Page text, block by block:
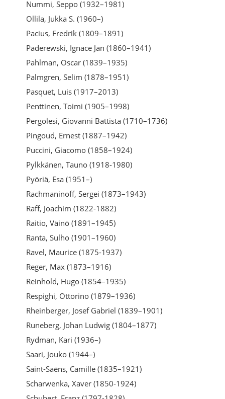
Nummi, Seppo (1932–1981)
Ollila, Jukka S. (1960–)
Pacius, Fredrik (1809–1891)
Paderewski, Ignace Jan (1860–1941)
Pahlman, Oscar (1839–1935)
Palmgren, Selim (1878–1951)
Pasquet, Luis (1917–2013)
Penttinen, Toimi (1905–1998)
Pergolesi, Giovanni Battista (1710–1736)
Pingoud, Ernest (1887–1942)
Puccini, Giacomo (1858–1924)
Pylkkänen, Tauno (1918-1980)
Pyöriä, Esa (1951–)
Rachmaninoff, Sergei (1873–1943)
Raff, Joachim (1822-1882)
Raitio, Väinö (1891–1945)
Ranta, Sulho (1901–1960)
Ravel, Maurice (1875-1937)
Reger, Max (1873–1916)
Reinhold, Hugo (1854–1935)
Respighi, Ottorino (1879–1936)
Rheinberger, Josef Gabriel (1839–1901)
Runeberg, Johan Ludwig (1804–1877)
Rydman, Kari (1936–)
Saari, Jouko (1944–)
Saint-Saëns, Camille (1835–1921)
Scharwenka, Xaver (1850-1924)